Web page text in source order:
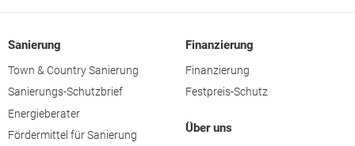
Sanierung
Town & Country Sanierung
Sanierungs-Schutzbrief
Energieberater
Fördermittel für Sanierung
Finanzierung
Finanzierung
Festpreis-Schutz
Über uns